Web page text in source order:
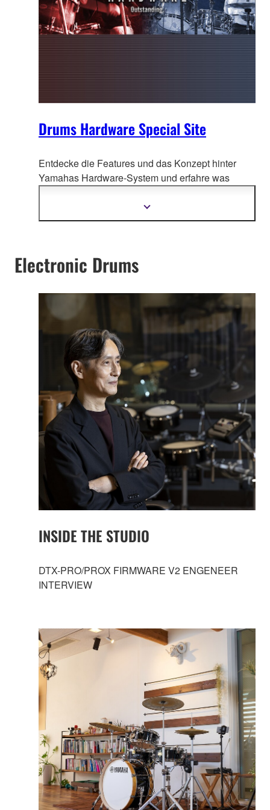
Drums Hardware Special Site
Entdecke die Features und das Konzept hinter
Yamahas Hardware-System und erfahre was
Mehr
Electronic Drums
INSIDE THE STUDIO
DTX-PRO/PROX FIRMWARE V2 ENGENEER
INTERVIEW